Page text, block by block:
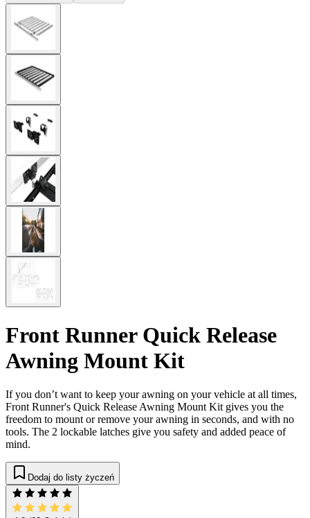
Front Runner Quick Release
Awning Mount Kit
If you don’t want to keep your awning on your vehicle at all times,
Front Runner's Quick Release Awning Mount Kit gives you the
freedom to mount or remove your awning in seconds, and with no
tools. The 2 lockable latches give you safety and added peace of
mind.
Dodaj do listy życzeń